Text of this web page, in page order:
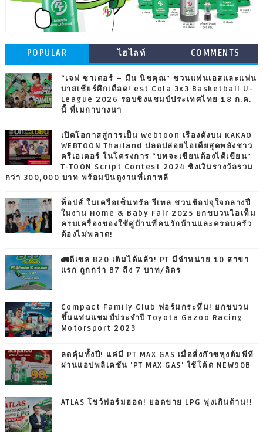
POPULAR ไฮไลท์ COMMENTS
“เจฟ ซาเตอร์ – มีน นิชคุณ” ชวนแฟนเอสและแฟน
บาสเชียร์ศึกเดือด! est Cola 3x3 Basketball U-
League 2026 รอบชิงแชมป์ประเทศไทย 18 ก.ค.
นี้ ที่เมกาบางนา
เปิดโอกาสสู่การเป็น Webtoon เรื่องดังบน KAKAO
WEBTOON Thailand ปลดปล่อยไอเดียสุดพลังชาว
ครีเอเตอร์ ในโครงการ “บทจะเขียนต้องได้เขียน”
T-TOON Script Contest 2024 ชิงเงินรางวัลรวม
กว่า 300,000 บาท พร้อมบินดูงานที่เกาหลี
ท็อปส์ ในเครือเซ็นทรัล รีเทล ชวนช้อปจุใจกลางปี
ในงาน Home & Baby Fair 2025 ยกขบวนไอเท็ม
ครบเครื่องของใช้คู่บ้านที่คนรักบ้านและครอบครัว
ต้องไม่พลาด!
🚛ดีเซล B20 เติมได้แล้ว! PT มีจำหน่าย 10 สาขา
แรก ถูกกว่า B7 ถึง 7 บาท/ลิตร
Compact Family Club ฟอร์มกระหึ่ม! ยกขบวน
ขึ้นแท่นแชมป์ประจำปี Toyota Gazoo Racing
Motorsport 2023
ลดคุ้มทั้งปี! แค่มี PT MAX GAS เมื่อสั่งก๊าซหุงต้มพีที
ผ่านแอปพลิเคชัน 'PT MAX GAS' ใช้โค้ด NEW90B
ATLAS โชว์ฟอร์มฮอต! ยอดขาย LPG พุ่งเกินต้าน!!